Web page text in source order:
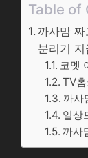
Table of
까사맘
분리기
코멧
TV
까사
일상
까사